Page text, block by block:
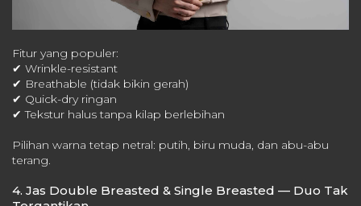
Fitur yang populer:
✔ Wrinkle-resistant
✔ Breathable (tidak bikin gerah)
✔ Quick-dry ringan
✔ Tekstur halus tanpa kilap berlebihan
Pilihan warna tetap netral: putih, biru muda, dan abu-abu
terang.
4. Jas Double Breasted & Single Breasted — Duo Tak